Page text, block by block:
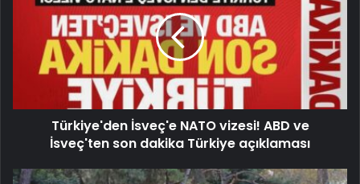
Türkiye'den İsveç'e NATO vizesi! ABD ve
İsveç'ten son dakika Türkiye açıklaması